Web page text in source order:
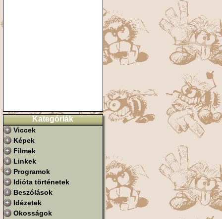
Kategóriák
Viccek
Képek
Filmek
Linkek
Programok
Idióta történetek
Beszólások
Idézetek
Okosságok